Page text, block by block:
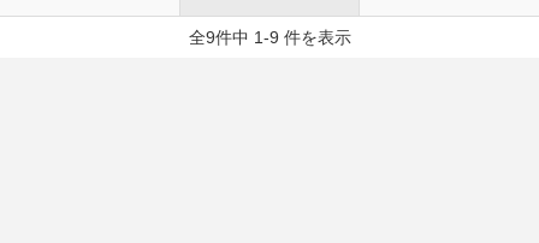
全9件中 1-9 件を表示